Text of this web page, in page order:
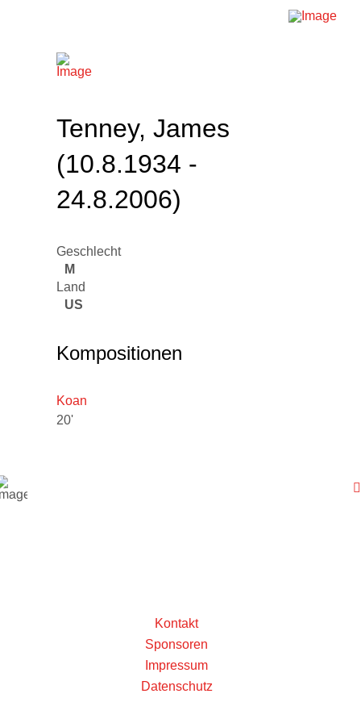
Tenney, James
(10.8.1934 -
24.8.2006)
Geschlecht
M
Land
US
Kompositionen
Koan
20'
Kontakt
Sponsoren
Impressum
Datenschutz